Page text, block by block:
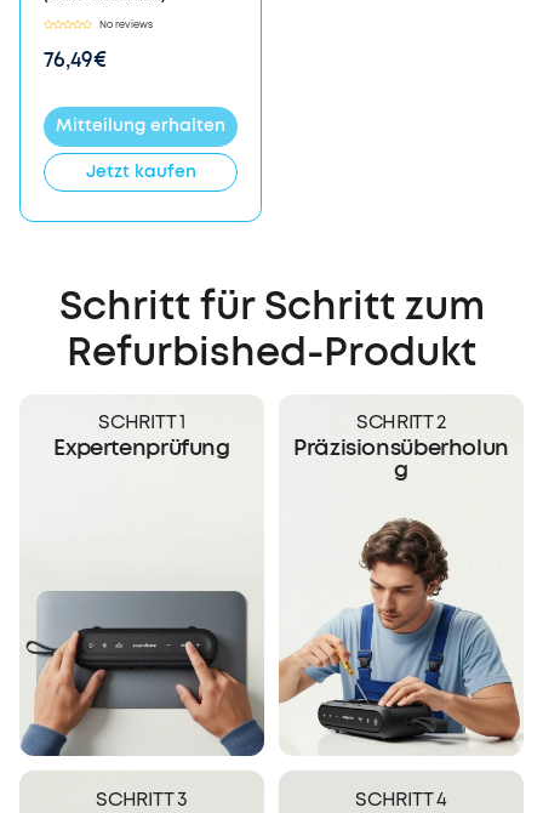
No reviews
76,49€
Mitteilung erhalten
Jetzt kaufen
Schritt für Schritt zum
Refurbished-Produkt
SCHRITT 1
Expertenprüfung
SCHRITT 2
Präzisionsüberholun
g
SCHRITT 3 SCHRITT 4